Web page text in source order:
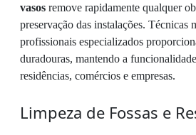
vasos remove rapidamente qualquer
preservação das instalações. Técnicas
profissionais especializados
duradouras, mantendo a
residências, comércios e empresas.
Limpeza de Fossas e